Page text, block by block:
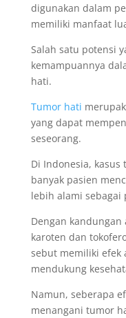
digunakan dalam
memiliki manfaat
Salah satu potensi
kemampuannya
hati.
Tumor hati
yang dapat
seseorang.
Di Indonesia,
banyak pasien
lebih alami sebagai
Dengan
karoten dan
sebut memiliki efek
mendukung
Namun, seberapa
menangani tumor